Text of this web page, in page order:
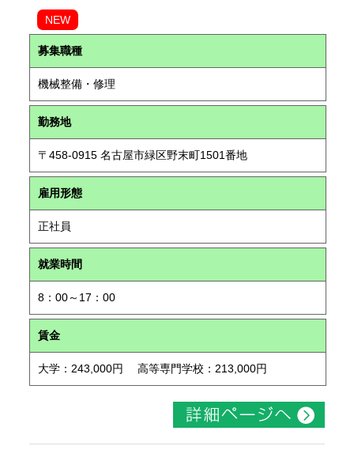
NEW
募集職種
機械整備・修理
勤務地
〒458-0915 名古屋市緑区野末町1501番地
雇用形態
正社員
就業時間
8：00～17：00
賃金
大学：243,000円 高等専門学校：213,000円